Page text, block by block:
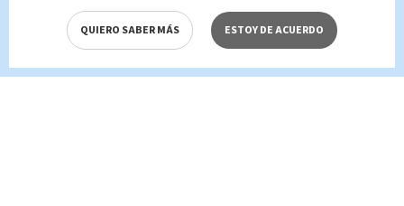
QUIERO SABER MÁS ESTOY DE ACUERDO